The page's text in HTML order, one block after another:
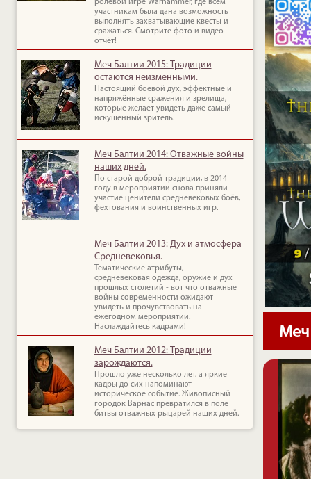
ролевой игре Warhammer, где всем
участникам была дана возможность
выполнять захватывающие квесты и
сражаться. Смотрите фото и видео
отчёт!
Меч Балтии 2015: Традиции
остаются неизменными.
Настоящий боевой дух, эффектные и
напряжённые сражения и зрелища,
которые желает увидеть даже самый
искушенный зритель.
Меч Балтии 2014: Отважные войны
наших дней.
По старой доброй традиции, в 2014
году в мероприятии снова приняли
участие ценители средневековых боёв,
фехтования и воинственных игр.
Меч Балтии 2013: Дух и атмосфера
Средневековья.
Тематические атрибуты,
средневековая одежда, оружие и дух
прошлых столетий - вот что отважные
войны современности ожидают
увидеть и прочувствовать на
ежегодном мероприятии.
Наслаждайтесь кадрами!
Меч Балтии 2012: Традиции
зарождаются.
Прошло уже несколько лет, а яркие
кадры до сих напоминают
историческое событие. Живописный
городок Варнас превратился в поле
битвы отважных рыцарей наших дней.
Меч